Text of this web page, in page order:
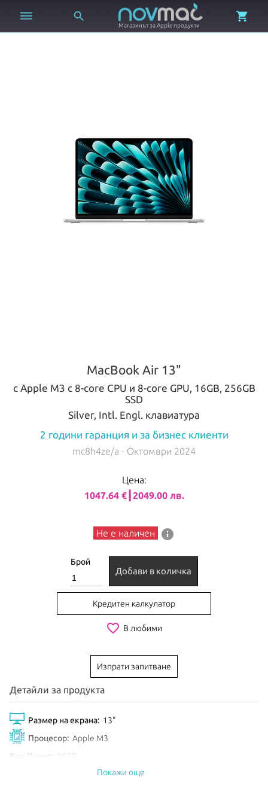
 
Магазинът за Apple продукти

MacBook Air 13"
с Apple M3 с 8-core CPU и 8-core GPU, 16GB, 256GB
SSD
Silver, Intl. Engl. клавиатура
2 години гаранция и за бизнес клиенти
mc8h4ze/a - Октомври 2024
Цена:
1047.64 €┃2049.00 лв.
Не е наличен info
Брой
Добави в количка
Кредитен калкулатор
favorite_border В любими
Изпрати запитване
Детайли за продукта
Размер на екрана: 13"
Процесор: Apple M3
Рам Памет:
16GB
256GB SSD
Покажи още